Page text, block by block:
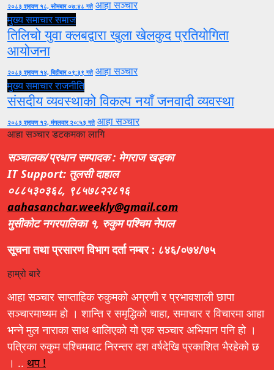
२०८३ श्रावण १८, सोमबार ०७:४८ गते आहा सञ्चार
मुख्य समाचारसमाज
तिलिचो युवा क्लबद्वारा खुला खेलकुद प्रतियोगिता
आयोजना
२०८३ श्रावण १४, बिहीबार ०९:३९ गते आहा सञ्चार
मुख्य समाचारराजनीति
संसदीय व्यवस्थाको विकल्प नयाँ जनवादी व्यवस्था
२०८३ श्रावण १२, मंगलवार २०:५३ गते आहा सञ्चार
आहा सञ्चार डटकमका लागि
सञ्चालक/प्रधान सम्पादक : मेगराज खड्का
IT Support: तुलसी दाहाल
०८८५३०३६८, ९८५७८२२८१६
aahasanchar.weekly@gmail.com
मुसीकोट नगरपालिका १, रुकुम पश्चिम नेपाल
सूचना तथा प्रसारण विभाग दर्ता नम्बर : ८४६/०७४/७५
हाम्रो बारे
आहा सञ्चार साप्ताहिक रुकुमको अग्रणी र प्रभावशाली छापा
सञ्चारमाध्यम हो । शान्ति र समृद्धिको चाहा, समाचार र विचारमा आहा
भन्ने मुल नाराका साथ थालिएको यो एक सञ्चार अभियान पनि हो ।
पत्रिका रुकुम पश्चिमबाट निरन्तर दश वर्षदेखि प्रकाशित भैरहेको छ
। .. थप !